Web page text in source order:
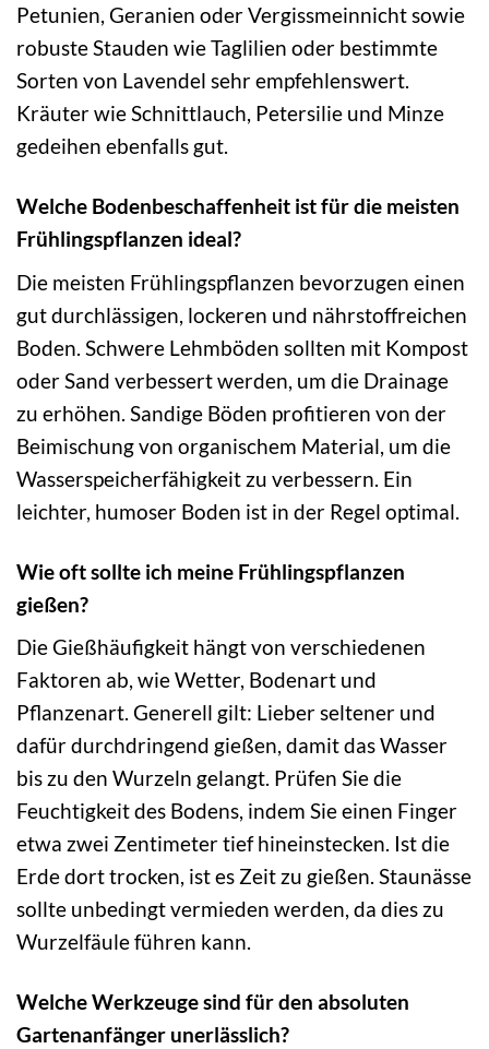
Petunien, Geranien oder Vergissmeinnicht sowie
robuste Stauden wie Taglilien oder bestimmte
Sorten von Lavendel sehr empfehlenswert.
Kräuter wie Schnittlauch, Petersilie und Minze
gedeihen ebenfalls gut.
Welche Bodenbeschaffenheit ist für die meisten
Frühlingspflanzen ideal?
Die meisten Frühlingspflanzen bevorzugen einen
gut durchlässigen, lockeren und nährstoffreichen
Boden. Schwere Lehmböden sollten mit Kompost
oder Sand verbessert werden, um die Drainage
zu erhöhen. Sandige Böden profitieren von der
Beimischung von organischem Material, um die
Wasserspeicherfähigkeit zu verbessern. Ein
leichter, humoser Boden ist in der Regel optimal.
Wie oft sollte ich meine Frühlingspflanzen
gießen?
Die Gießhäufigkeit hängt von verschiedenen
Faktoren ab, wie Wetter, Bodenart und
Pflanzenart. Generell gilt: Lieber seltener und
dafür durchdringend gießen, damit das Wasser
bis zu den Wurzeln gelangt. Prüfen Sie die
Feuchtigkeit des Bodens, indem Sie einen Finger
etwa zwei Zentimeter tief hineinstecken. Ist die
Erde dort trocken, ist es Zeit zu gießen. Staunässe
sollte unbedingt vermieden werden, da dies zu
Wurzelfäule führen kann.
Welche Werkzeuge sind für den absoluten
Gartenanfänger unerlässlich?